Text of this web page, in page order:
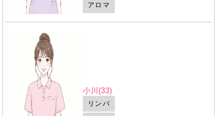
アロマ
小川(33)
リンパ